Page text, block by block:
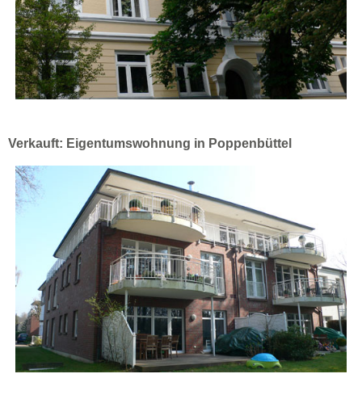
Verkauft: Eigentumswohnung in Poppenbüttel